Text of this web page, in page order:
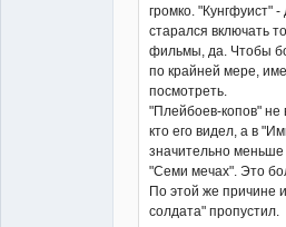
громко. "Кунгфуист" -
старался включать
фильмы, да. Чтобы
по крайней мере,
посмотреть.
"Плейбоев-копов" не
кто его видел, а в
значительно
"Семи мечах". Это
По этой же причине
солдата" пропустил.